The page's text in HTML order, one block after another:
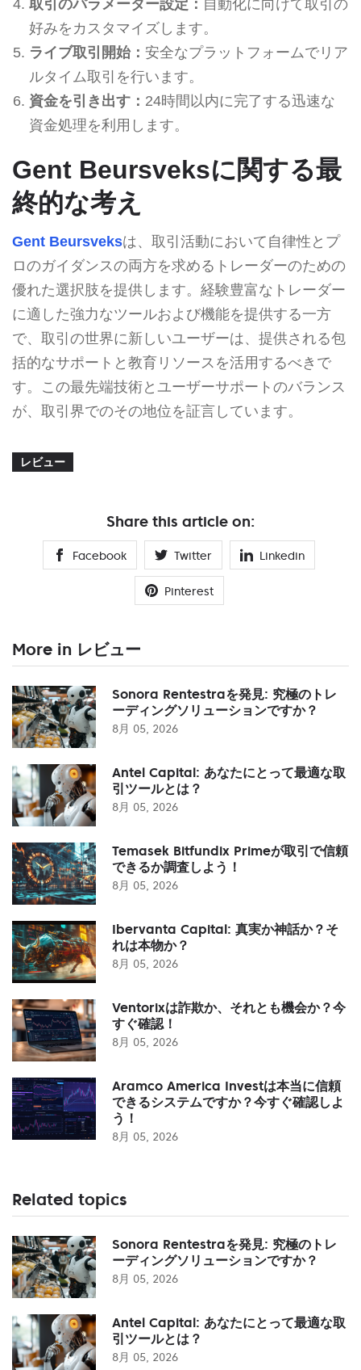
取引のパラメーター設定： 自動化に向けて取引の
好みをカスタマイズします。
ライブ取引開始： 安全なプラットフォームでリア
ルタイム取引を行います。
資金を引き出す： 24時間以内に完了する迅速な
資金処理を利用します。
Gent Beursveksに関する最
終的な考え
Gent Beursveksは、取引活動において自律性とプ
ロのガイダンスの両方を求めるトレーダーのための
優れた選択肢を提供します。経験豊富なトレーダー
に適した強力なツールおよび機能を提供する一方
で、取引の世界に新しいユーザーは、提供される包
括的なサポートと教育リソースを活用するべきで
す。この最先端技術とユーザーサポートのバランス
が、取引界でのその地位を証言しています。
レビュー
Share this article on:
Facebook Twitter Linkedin
Pinterest
More in レビュー
Sonora Rentestraを発見: 究極のトレ
ーディングソリューションですか？
8月 05, 2026
Antel Capital: あなたにとって最適な取
引ツールとは？
8月 05, 2026
Temasek Bitfundix Primeが取引で信頼
できるか調査しよう！
8月 05, 2026
Ibervanta Capital: 真実か神話か？そ
れは本物か？
8月 05, 2026
Ventorixは詐欺か、それとも機会か？今
すぐ確認！
8月 05, 2026
Aramco America Investは本当に信頼
できるシステムですか？今すぐ確認しよ
う！
8月 05, 2026
Related topics
Sonora Rentestraを発見: 究極のトレ
ーディングソリューションですか？
8月 05, 2026
Antel Capital: あなたにとって最適な取
引ツールとは？
8月 05, 2026